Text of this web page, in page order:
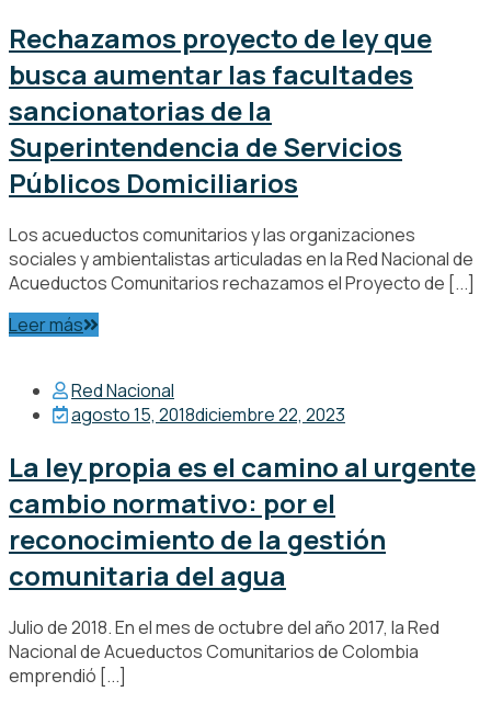
Rechazamos proyecto de ley que
busca aumentar las facultades
sancionatorias de la
Superintendencia de Servicios
Públicos Domiciliarios
Los acueductos comunitarios y las organizaciones
sociales y ambientalistas articuladas en la Red Nacional de
Acueductos Comunitarios rechazamos el Proyecto de [...]
Leer más
Red Nacional
agosto 15, 2018diciembre 22, 2023
La ley propia es el camino al urgente
cambio normativo: por el
reconocimiento de la gestión
comunitaria del agua
Julio de 2018. En el mes de octubre del año 2017, la Red
Nacional de Acueductos Comunitarios de Colombia
emprendió [...]